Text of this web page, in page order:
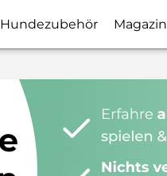
Hundezubehör Magazin